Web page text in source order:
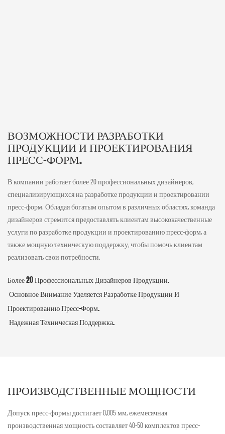
ВОЗМОЖНОСТИ РАЗРАБОТКИ
ПРОДУКЦИИ И ПРОЕКТИРОВАНИЯ
ПРЕСС-ФОРМ.
В компании работает более 20 профессиональных дизайнеров,
специализирующихся на разработке продукции и проектировании
пресс-форм. Обладая богатым опытом в различных областях, команда
дизайнеров стремится предоставлять клиентам высококачественные
услуги по разработке продукции и проектированию пресс-форм, а
также мощную техническую поддержку, чтобы помочь клиентам
реализовать свои потребности.
Более 20 Профессиональных Дизайнеров Продукции.
Основное Внимание Уделяется Разработке Продукции И
Проектированию Пресс-Форм.
Надежная Техническая Поддержка.
ПРОИЗВОДСТВЕННЫЕ МОЩНОСТИ
Допуск пресс-формы достигает 0,005 мм, ежемесячная
производственная мощность составляет 40-50 комплектов пресс-